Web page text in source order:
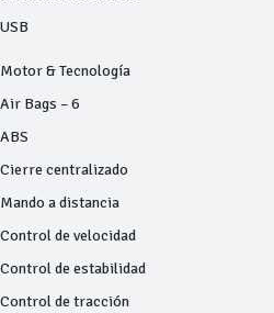
USB
Motor & Tecnología
Air Bags – 6
ABS
Cierre centralizado
Mando a distancia
Control de velocidad
Control de estabilidad
Control de tracción